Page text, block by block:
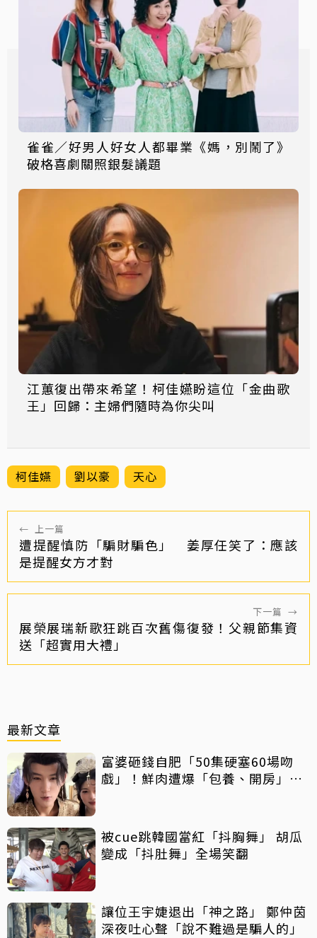
雀雀／好男人好女人都畢業《媽，別鬧了》
破格喜劇關照銀髮議題
江蕙復出帶來希望！柯佳嬿盼這位「金曲歌
王」回歸：主婦們隨時為你尖叫
柯佳嬿 劉以豪 天心
← 上一篇
遭提醒慎防「騙財騙色」 姜厚任笑了：應該
是提醒女方才對
下一篇 →
展榮展瑞新歌狂跳百次舊傷復發！父親節集資
送「超實用大禮」
最新文章
富婆砸錢自肥「50集硬塞60場吻
戲」！鮮肉遭爆「包養、開房」全
被cue跳韓國當紅「抖胸舞」 胡瓜
變成「抖肚舞」全場笑翻
讓位王宇婕退出「神之路」 鄭仲茵
深夜吐心聲「說不難過是騙人的」